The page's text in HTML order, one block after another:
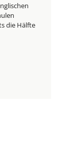
die Hälfte